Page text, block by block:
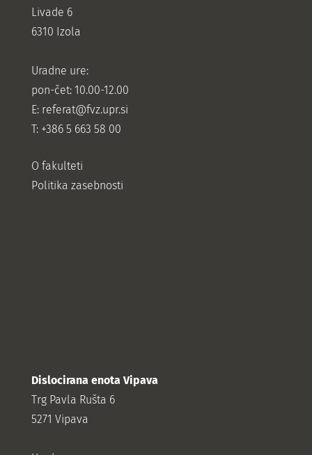
Livade 6
6310 Izola
Uradne ure:
pon-čet: 10.00-12.00
E: referat@fvz.upr.si
T: +386 5 663 58 00
O fakulteti
Politika zasebnosti
Dislocirana enota Vipava
Trg Pavla Rušta 6
5271 Vipava